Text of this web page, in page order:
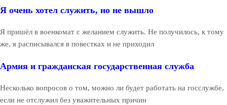
Я очень хотел служить, но не вышло
Я пришёл в военкомат с желанием служить. Не получилось, к тому
же, я расписывался в повестках и не приходил
Армия и гражданская государственная служба
Несколько вопросов о том, можно ли будет работать на госслужбе,
если не отслужил без уважительных причин